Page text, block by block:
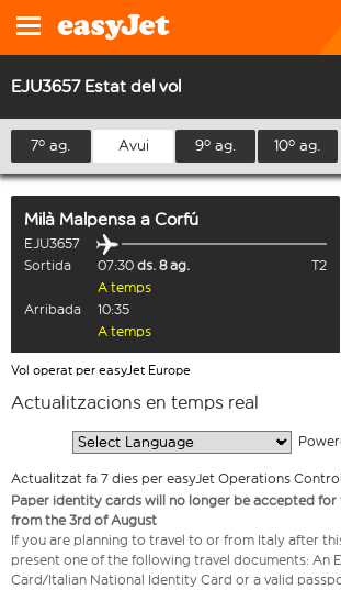
EJU3657 Estat del vol
7º ag. Avui 9º ag. 10º ag.
Milà Malpensa a Corfú
EJU3657
Sortida
07:30 ds. 8 ag.
T2
A temps
Arribada
10:35
A temps
Vol operat per easyJet Europe
Actualitzacions en temps real
Actualitzat fa 7 dies per easyJet Operations Control
Paper identity cards will no longer be accepted
from the 3rd of August
If you are planning to travel to or from Italy after
present one of the following travel documents: An
Card/Italian National Identity Card or a valid